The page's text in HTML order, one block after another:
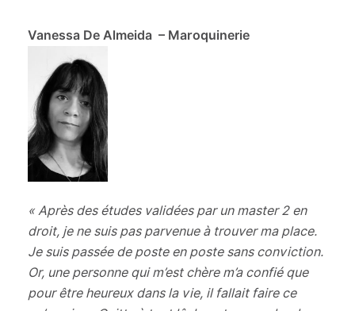
Vanessa De Almeida – Maroquinerie
« Après des études validées par un master 2 en
droit, je ne suis pas parvenue à trouver ma place.
Je suis passée de poste en poste sans conviction.
Or, une personne qui m’est chère m’a confié que
pour être heureux dans la vie, il fallait faire ce